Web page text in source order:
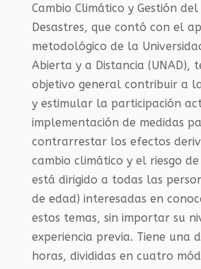
Cambio Climático y Gestión del
Desastres, que contó con el
metodológico de la
Abierta y a Distancia (UNAD),
objetivo general contribuir a
y estimular la participación
implementación de medidas
contrarrestar los efectos
cambio climático y el riesgo
está dirigido a todas las
de edad) interesadas en
estos temas, sin importar su
experiencia previa. Tiene una
horas, divididas en cuatro